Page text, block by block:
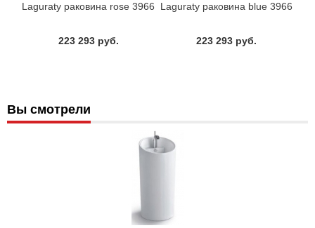
Laguraty раковина rose 3966
223 293 руб.
Laguraty раковина blue 3966
223 293 руб.
Вы смотрели